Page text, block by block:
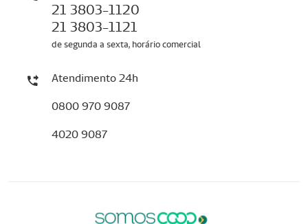
21 3803-1120
21 3803-1121
de segunda a sexta, horário comercial
Atendimento 24h
0800 970 9087
4020 9087